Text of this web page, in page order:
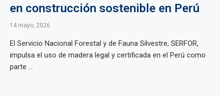
en construcción sostenible en Perú
14 mayo, 2026
El Servicio Nacional Forestal y de Fauna Silvestre, SERFOR,
impulsa el uso de madera legal y certificada en el Perú como
parte ...